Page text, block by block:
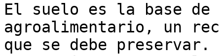
El suelo es la base de
agroalimentario, un
que se debe preservar.